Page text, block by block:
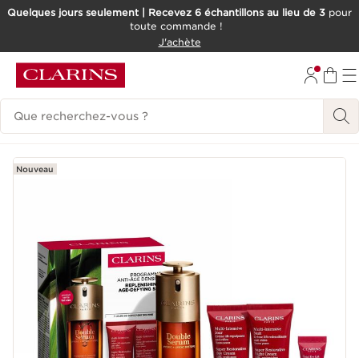
ALLER AU CONTENU
Quelques jours seulement | Recevez 6 échantillons au lieu de 3 pour
toute commande !
J'achète
Historique des recherches
Nouveau